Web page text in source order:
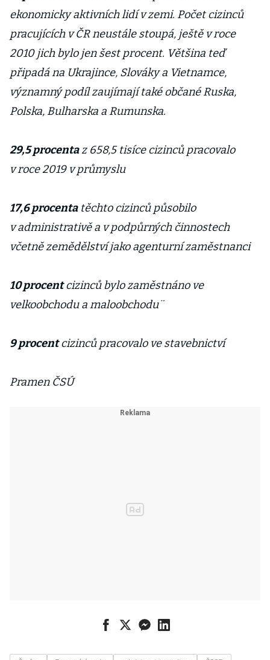
ekonomicky aktivních lidí v zemi. Počet cizinců
pracujících v ČR neustále stoupá, ještě v roce
2010 jich bylo jen šest procent. Většina teď
připadá na Ukrajince, Slováky a Vietnamce,
významný podíl zaujímají také občané Ruska,
Polska, Bulharska a Rumunska.
29,5 procentaz 658,5 tisíce cizinců pracovalo
v roce 2019 v průmyslu
17,6 procentatěchto cizinců působilo
v administrativě a v podpůrných činnostech
včetně zemědělství jako agenturní zaměstnanci
10 procentcizinců bylo zaměstnáno ve
velkoobchodu a maloobchodu¨
9 procentcizinců pracovalo ve stavebnictví
Pramen ČSÚ